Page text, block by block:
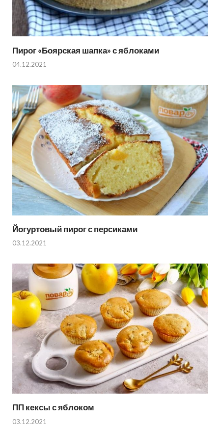
Пирог «Боярская шапка» с яблоками
04.12.2021
Йогуртовый пирог с персиками
03.12.2021
ПП кексы с яблоком
03.12.2021